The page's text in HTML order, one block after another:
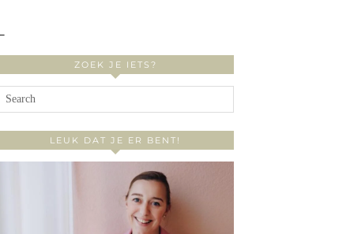
ZOEK JE IETS?
LEUK DAT JE ER BENT!